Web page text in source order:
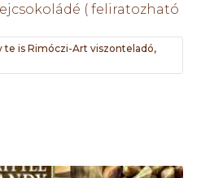
( feliratozható
is Rimóczi-Art viszonteladó,